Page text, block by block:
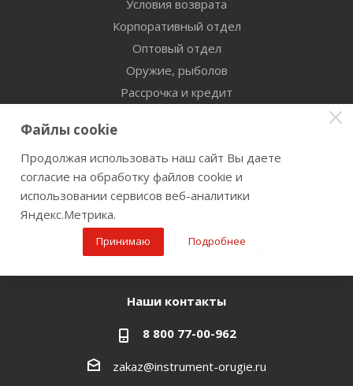
Условия возврата
Корпоративный отдел
Оптовый отдел
Оружие, рыболов
Рассрочка и кредит
Помощь
Бренды
Оставайтесь на связи
Наши контакты
8 800 77-00-962
zakaz@instrument-orugie.ru
Файлы cookie
Продолжая использовать наш сайт Вы даете
согласие на обработку файлов cookie и
использовании сервисов веб-аналитики
Яндекс.Метрика.
Принимаю Подробнее